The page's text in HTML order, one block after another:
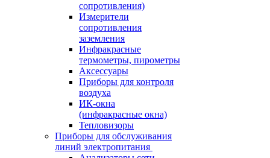
сопротивления)
Измерители
сопротивления
заземления
Инфракрасные
термометры, пирометры
Аксессуары
Приборы для контроля
воздуха
ИК-окна
(инфракрасные окна)
Тепловизоры
Приборы для обслуживания
линий электропитания